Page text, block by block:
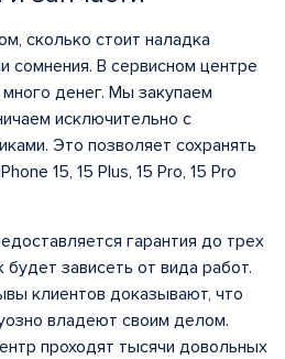
сколько стоит наладка
сомнения. В сервисном центре
денег. Мы закупаем
исключительно с
Это позволяет сохранять
15, 15 Plus, 15 Pro, 15 Pro
гарантия до трех
зависеть от вида работ.
клиентов доказывают, что
владеют своим делом.
проходят тысячи довольных